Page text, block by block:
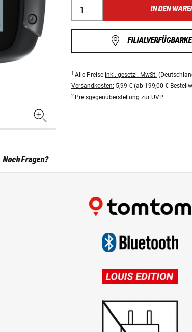
IN DEN
1 Alle Preise inkl. gesetzl. MwSt.
Versandkosten: 5,99 € (ab 199,00 €
2 Preisgegenüberstellung zur UVP.
Noch Fragen?